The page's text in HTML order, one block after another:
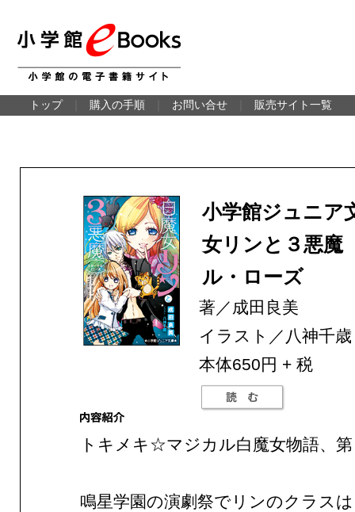
トップ 購入の手順 お問い合せ 販売サイト一覧
小学館ジュニ
女リンと３悪
ル・ローズ
著／成田良美
イラスト／八神千歳
本体650円 + 税
トキメキ☆マジカル白魔女物語、
鳴星学園の演劇祭でリンのクラス